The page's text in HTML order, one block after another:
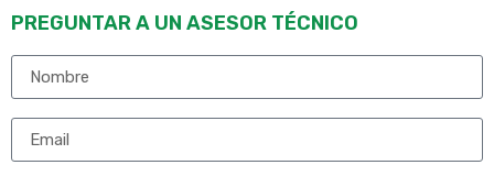
PREGUNTAR A UN ASESOR TÉCNICO